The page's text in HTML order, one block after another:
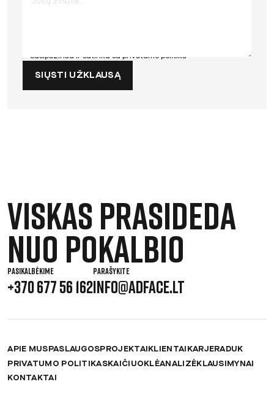
Susipažinau ir sutinku su privatumo politika
SIŲSTI UŽKLAUSĄ
Viskas prasideda
nuo pokalbio
PASIKALBĖKIME
+370 677 56 162
PARAŠYKITE
INFO@ADFACE.LT
APIE MUSPASLAUGOSPROJEKTAIKLIENTAI KARJERADUK
PRIVATUMO POLITIKASKAIČIUOKLĖANALIZĖKLAUSIMYNAI
KONTAKTAI